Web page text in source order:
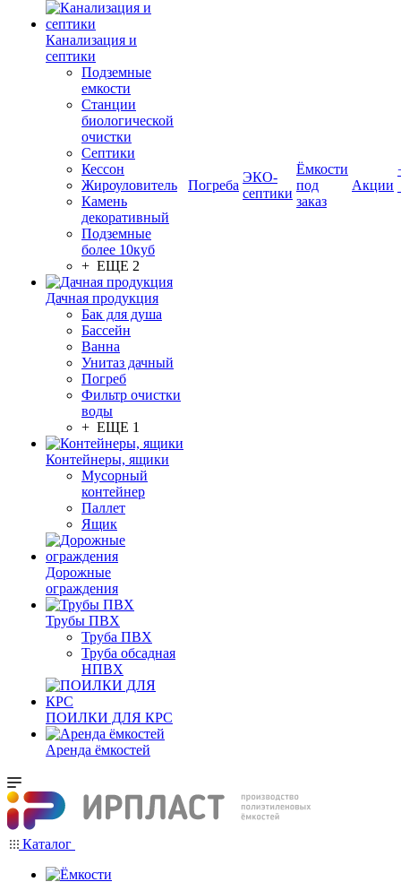
Канализация и
септики
Подземные
емкости
Станции
биологической
очистки
Септики
Кессон
Жироуловитель
Камень
декоративный
Подземные
более 10куб
+ ЕЩЕ 2
Дачная продукция
Бак для душа
Бассейн
Ванна
Унитаз дачный
Погреб
Фильтр очистки
воды
+ ЕЩЕ 1
Контейнеры, ящики
Мусорный
контейнер
Паллет
Ящик
Дорожные
ограждения
Трубы ПВХ
Труба ПВХ
Труба обсадная
НПВХ
ПОИЛКИ ДЛЯ КРС
Аренда ёмкостей
Погреба
ЭКО-
септики
Ёмкости
под
заказ
Акции
Каталог